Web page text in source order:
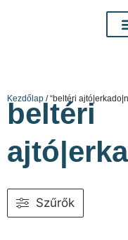
Kezdőlap / “beltéri
beltéri
Szűrők